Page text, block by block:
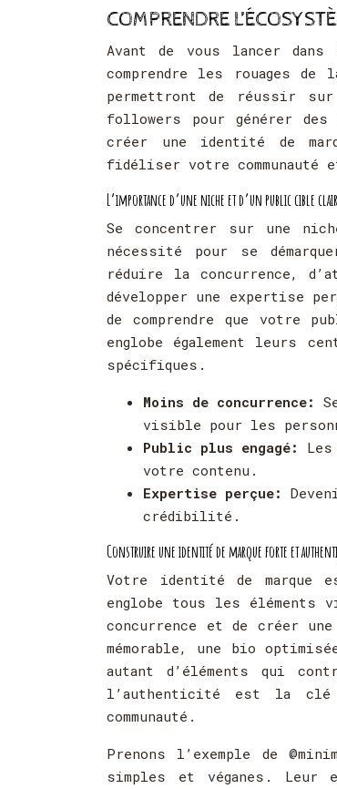
COMPRENDRE
Avant de vous lancer
comprendre les rouages
permettront de réussir
followers pour générer
créer une identité de
fidéliser votre
L’importance d’une niche et d’un public cible clair
Se concentrer sur une
nécessité pour se
réduire la concurrence,
développer une expertise
de comprendre que votre
englobe également leurs
spécifiques.
Moins de concurrence:
visible pour les
Public plus engagé:
votre contenu.
Expertise perçue:
crédibilité.
Construire une identité de marque forte et
Votre identité de marque
englobe tous les éléments
concurrence et de créer
mémorable, une bio
autant d’éléments qui
l’authenticité est la clé
communauté.
Prenons l’exemple de
simples et véganes. Leur